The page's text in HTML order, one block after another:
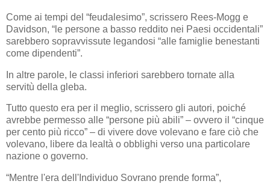
Come ai tempi del “feudalesimo”, scrissero Rees-Mogg e
Davidson, “le persone a basso reddito nei Paesi occidentali”
sarebbero sopravvissute legandosi “alle famiglie benestanti
come dipendenti”.
In altre parole, le classi inferiori sarebbero tornate alla
servitù della gleba.
Tutto questo era per il meglio, scrissero gli autori, poiché
avrebbe permesso alle “persone più abili” – ovvero il “cinque
per cento più ricco” – di vivere dove volevano e fare ciò che
volevano, libere da lealtà o obblighi verso una particolare
nazione o governo.
“Mentre l'era dell'Individuo Sovrano prende forma”,